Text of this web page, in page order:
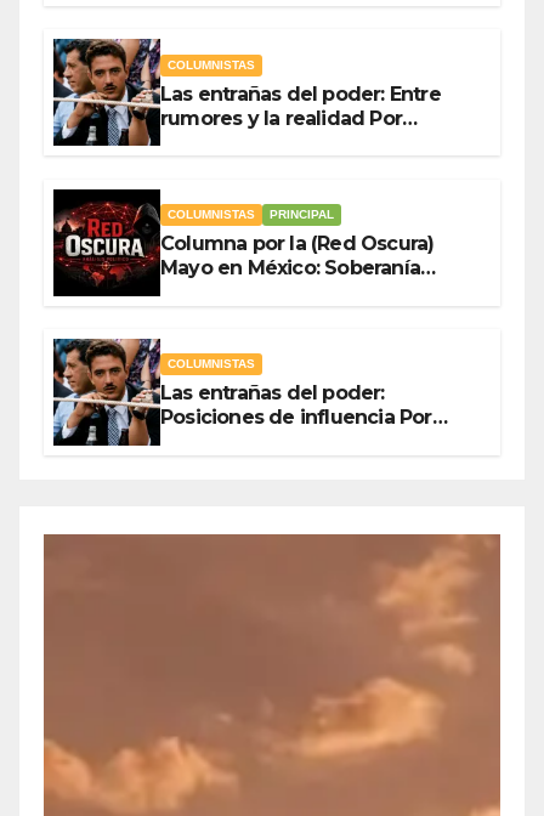
COLUMNISTAS
Las entrañas del poder: Entre
rumores y la realidad Por
COLUMNISTAS PRINCIPAL
Columna por la (Red Oscura)
Mayo en México: Soberanía
COLUMNISTAS
Las entrañas del poder:
Posiciones de influencia Por